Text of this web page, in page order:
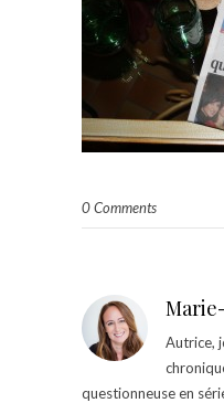
0 Comments
Autrice,
questionneuse en